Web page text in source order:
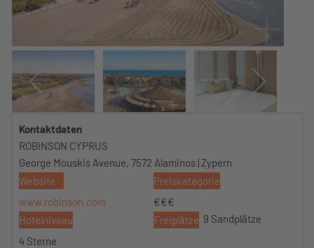
Kontaktdaten
ROBINSON CYPRUS
George Mouskis Avenue, 7572 Alaminos | Zypern
Website
www.robinson.com
Preiskategorie
€€€
Hotelniveau
4 Sterne
Freiplätze 9 Sandplätze